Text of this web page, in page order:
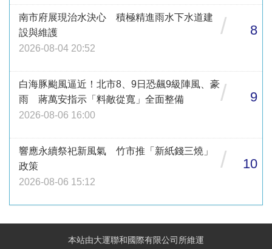
南市府展現治水決心 積極精進雨水下水道建
設與維護
2026-08-04 20:52
/ 8
白海豚颱風逼近！北市8、9日恐飆9級陣風、豪
雨 蔣萬安指示「料敵從寬」全面整備
2026-08-06 16:00
/ 9
響應永續祭祀新風氣 竹市推「新紙錢三燒」
政策
2026-08-06 15:12
/ 10
本站由大運聯和國際有限公司所維運